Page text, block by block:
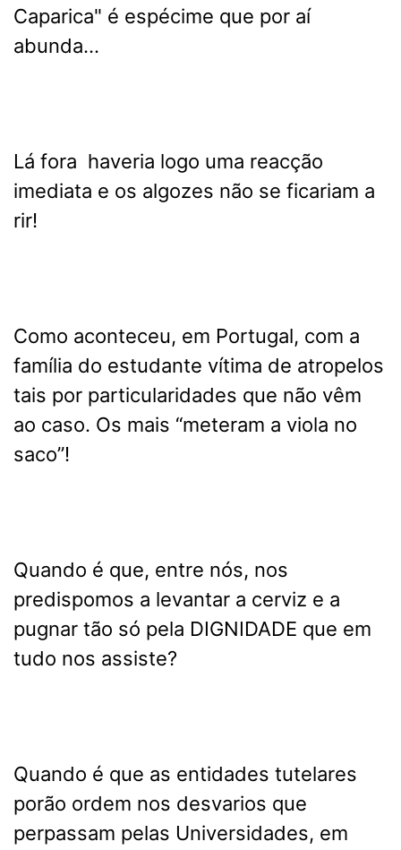
Caparica" é espécime que por aí
abunda...
Lá fora haveria logo uma reacção
imediata e os algozes não se ficariam a
rir!
Como aconteceu, em Portugal, com a
família do estudante vítima de atropelos
tais por particularidades que não vêm
ao caso. Os mais “meteram a viola no
saco”!
Quando é que, entre nós, nos
predispomos a levantar a cerviz e a
pugnar tão só pela DIGNIDADE que em
tudo nos assiste?
Quando é que as entidades tutelares
porão ordem nos desvarios que
perpassam pelas Universidades, em